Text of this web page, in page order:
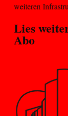
weiteren
Lies
Abo